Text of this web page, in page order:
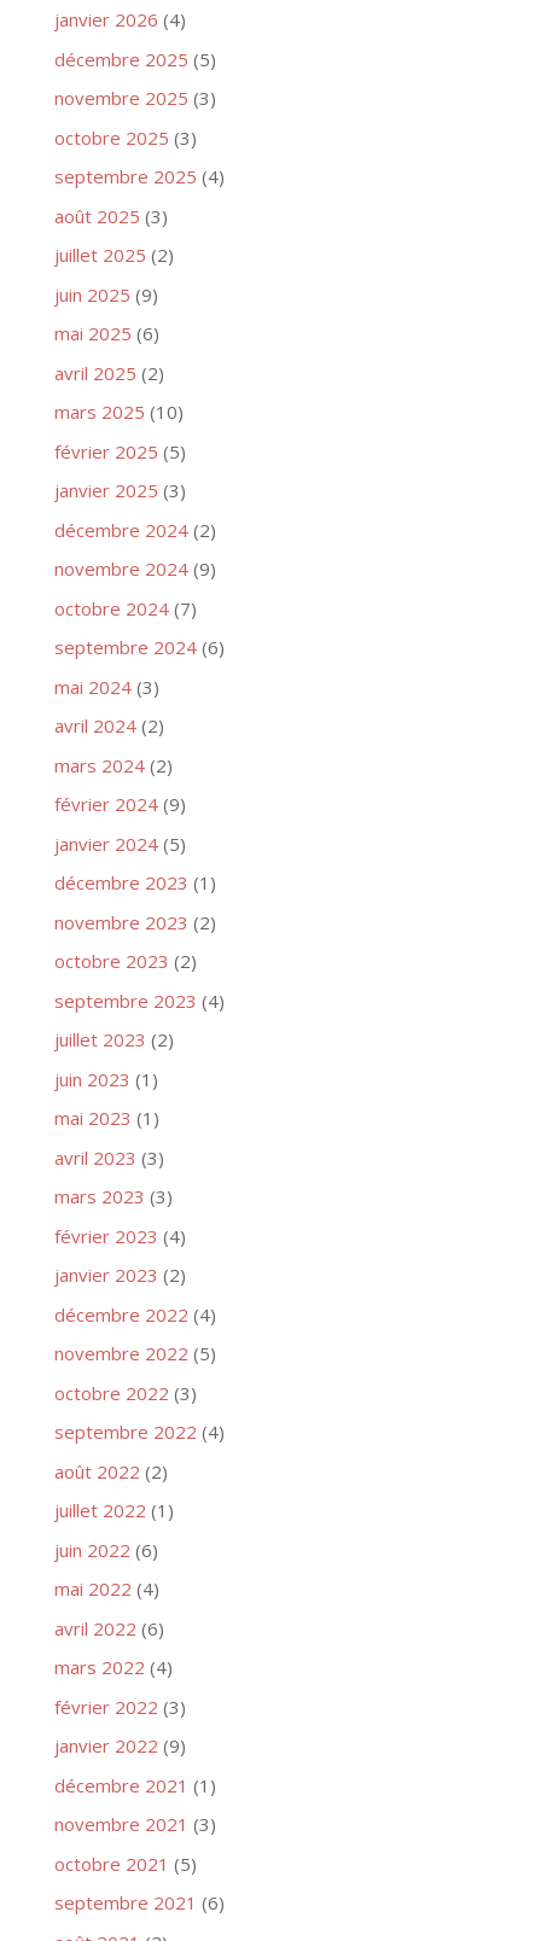
janvier 2026 (4)
décembre 2025 (5)
novembre 2025 (3)
octobre 2025 (3)
septembre 2025 (4)
août 2025 (3)
juillet 2025 (2)
juin 2025 (9)
mai 2025 (6)
avril 2025 (2)
mars 2025 (10)
février 2025 (5)
janvier 2025 (3)
décembre 2024(2)
novembre 2024(9)
octobre 2024(7)
septembre 2024(6)
mai 2024(3)
avril 2024(2)
mars 2024(2)
février 2024(9)
janvier 2024(5)
décembre 2023 (1)
novembre 2023 (2)
octobre 2023 (2)
septembre 2023 (4)
juillet 2023 (2)
juin 2023 (1)
mai 2023 (1)
avril 2023 (3)
mars 2023 (3)
février 2023 (4)
janvier 2023 (2)
décembre 2022 (4)
novembre 2022 (5)
octobre 2022 (3)
septembre 2022 (4)
août 2022 (2)
juillet 2022 (1)
juin 2022 (6)
mai 2022 (4)
avril 2022 (6)
mars 2022 (4)
février 2022 (3)
janvier 2022 (9)
décembre 2021 (1)
novembre 2021 (3)
octobre 2021 (5)
septembre 2021 (6)